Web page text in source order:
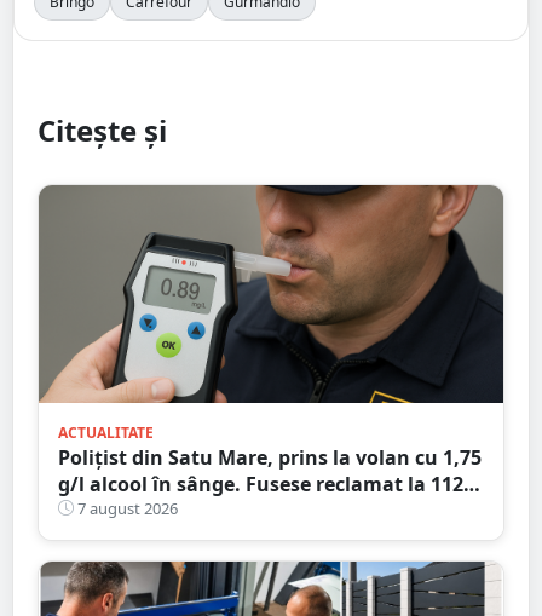
Citește și
ACTUALITATE
Polițist din Satu Mare, prins la volan cu 1,75
g/l alcool în sânge. Fusese reclamat la 112
că circula pe contrasens
7 august 2026